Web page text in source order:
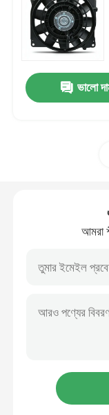
সিলিন্ডার হেড এবং
টাইমিং গিয়ার ট্রেন
শীতল সিস্টেম
ভালো
আমরা